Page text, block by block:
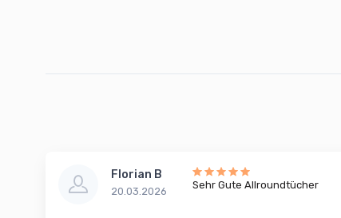
Florian B
20.03.2026
Sehr Gute Allroundtücher